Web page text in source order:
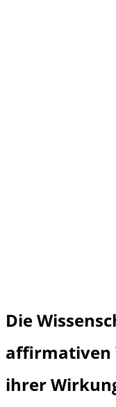
Die
affirmativen
ihrer